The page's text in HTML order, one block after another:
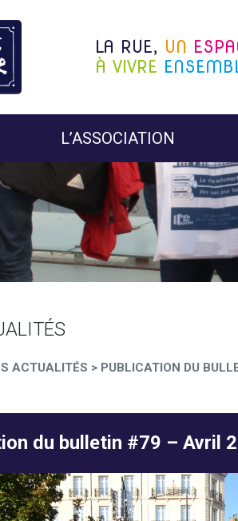
LA RUE, UN
À VIVRE
L’ASSOCIATION
ACTUALITÉS > PUBLICATION DU
du bulletin #79 – Avril